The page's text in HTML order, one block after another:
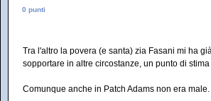
0 punti
Tra l'altro la povera (e santa) zia Fasani mi ha
sopportare in altre circostanze, un punto di
Comunque anche in Patch Adams non era male.